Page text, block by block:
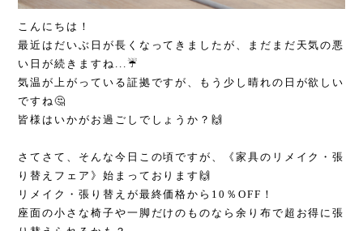
こんにちは！
最近はだいぶ日が長くなってきましたが、まだまだ天気の悪
い日が続きますね...☔️
気温が上がっている証拠ですが、もう少し晴れの日が欲しい
ですね🤔
皆様はいかがお過ごしでしょうか？🙌
さてさて、そんな今日この頃ですが、《家具のリメイク・張
り替えフェア》始まっております🙌
リメイク・張り替えが最終価格から10％OFF！
座面の小さな椅子や一脚だけのものなら余り布で超お得に張